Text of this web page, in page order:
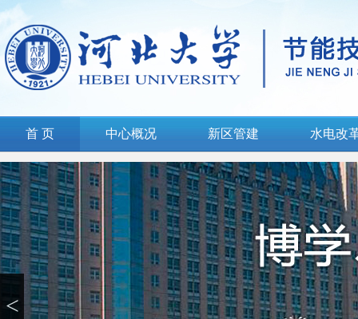
首 页 中心概况 新区管建 水电改
<